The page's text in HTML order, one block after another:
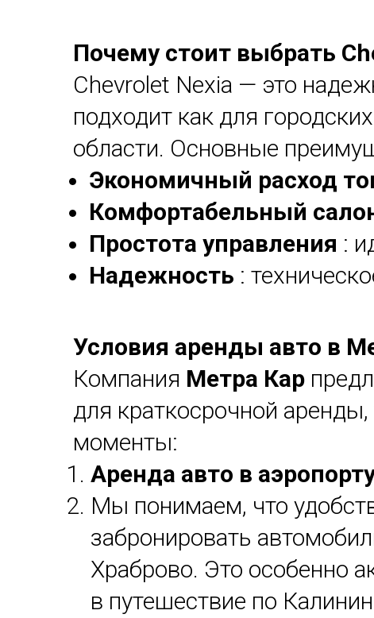
Почему стоит выбрать
Chevrolet Nexia — это
подходит как для
области. Основные
Экономичный расход
Комфортабельный
Простота управления :
Надежность :
Условия аренды авто в
Компания Метра Кар
для краткосрочной
моменты:
Аренда авто в
Мы понимаем, что
забронировать
Храброво. Это особенно
в путешествие по